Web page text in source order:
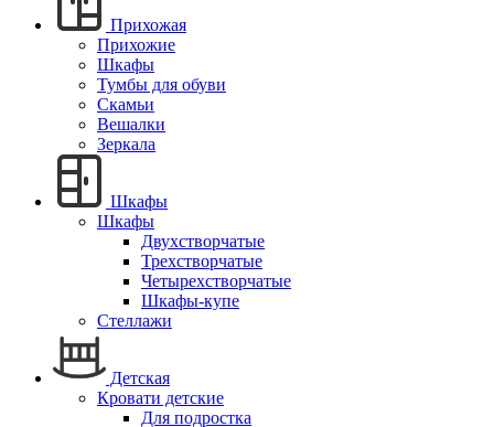
Прихожая
Прихожие
Шкафы
Тумбы для обуви
Скамьи
Вешалки
Зеркала
Шкафы
Шкафы
Двухстворчатые
Трехстворчатые
Четырехстворчатые
Шкафы-купе
Стеллажи
Детская
Кровати детские
Для подростка